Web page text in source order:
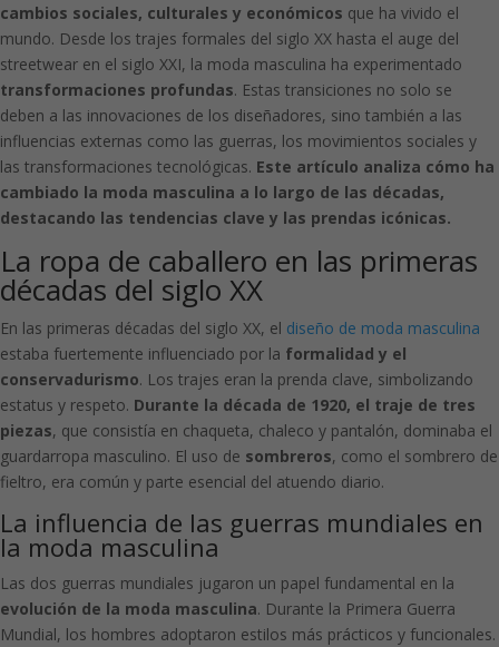
cambios sociales, culturales y económicos que ha vivido el
mundo. Desde los trajes formales del siglo XX hasta el auge del
streetwear en el siglo XXI, la moda masculina ha experimentado
transformaciones profundas. Estas transiciones no solo se
deben a las innovaciones de los diseñadores, sino también a las
influencias externas como las guerras, los movimientos sociales y
las transformaciones tecnológicas. Este artículo analiza cómo ha
cambiado la moda masculina a lo largo de las décadas,
destacando las tendencias clave y las prendas icónicas.
La ropa de caballero en las primeras
décadas del siglo XX
En las primeras décadas del siglo XX, el diseño de moda masculina
estaba fuertemente influenciado por la formalidad y el
conservadurismo. Los trajes eran la prenda clave, simbolizando
estatus y respeto. Durante la década de 1920, el traje de tres
piezas, que consistía en chaqueta, chaleco y pantalón, dominaba el
guardarropa masculino. El uso de sombreros, como el sombrero de
fieltro, era común y parte esencial del atuendo diario.
La influencia de las guerras mundiales en
la moda masculina
Las dos guerras mundiales jugaron un papel fundamental en la
evolución de la moda masculina. Durante la Primera Guerra
Mundial, los hombres adoptaron estilos más prácticos y funcionales.